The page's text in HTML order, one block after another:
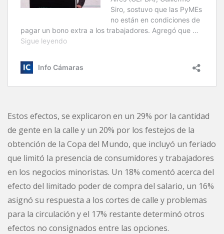
Estos efectos, se explicaron en un 29% por la cantidad
de gente en la calle y un 20% por los festejos de la
obtención de la Copa del Mundo, que incluyó un feriado
que limitó la presencia de consumidores y trabajadores
en los negocios minoristas. Un 18% comentó acerca del
efecto del limitado poder de compra del salario, un 16%
asignó su respuesta a los cortes de calle y problemas
para la circulación y el 17% restante determinó otros
efectos no consignados entre las opciones.